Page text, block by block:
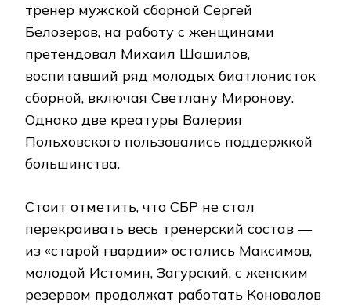
тренер мужской сборной Сергей
Белозеров, на работу с женщинами
претендовал Михаил Шашилов,
воспитавший ряд молодых биатлонисток
сборной, включая Светлану Миронову.
Однако две креатуры Валерия
Польховского пользовались поддержкой
большинства.
Стоит отметить, что СБР не стал
перекраивать весь тренерский состав —
из «старой гвардии» остались Максимов,
молодой Истомин, Загурский, с женским
резервом продолжат работать Коновалов